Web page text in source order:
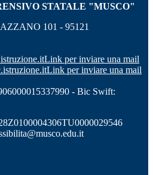
STATALE "MUSCO"
101 - 95121
Link per inviare una mail
Link per inviare una mail
- Bic Swift: